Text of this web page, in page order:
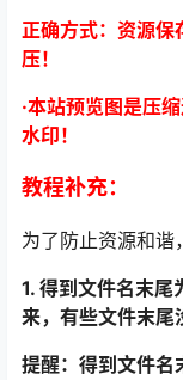
正确方式：资源保
压！
·本站预览图是压
水印！
教程补充：
为了防止资源和谐
1. 得到文件名末
来，有些文件末尾
提醒：得到文件